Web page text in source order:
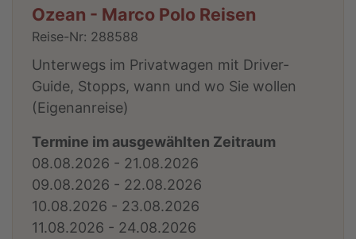
Ozean - Marco Polo Reisen
Reise-Nr: 288588
Unterwegs im Privatwagen mit Driver-
Guide, Stopps, wann und wo Sie wollen
(Eigenanreise)
Termine im ausgewählten Zeitraum
08.08.2026 - 21.08.2026
09.08.2026 - 22.08.2026
10.08.2026 - 23.08.2026
11.08.2026 - 24.08.2026